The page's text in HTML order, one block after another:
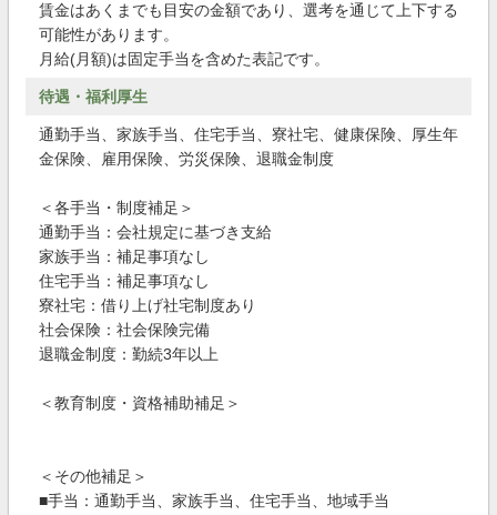
賃金はあくまでも目安の金額であり、選考を通じて上下する
可能性があります。
月給(月額)は固定手当を含めた表記です。
待遇・福利厚生
通勤手当、家族手当、住宅手当、寮社宅、健康保険、厚生年
金保険、雇用保険、労災保険、退職金制度
＜各手当・制度補足＞
通勤手当：会社規定に基づき支給
家族手当：補足事項なし
住宅手当：補足事項なし
寮社宅：借り上げ社宅制度あり
社会保険：社会保険完備
退職金制度：勤続3年以上
＜教育制度・資格補助補足＞
＜その他補足＞
■手当：通勤手当、家族手当、住宅手当、地域手当